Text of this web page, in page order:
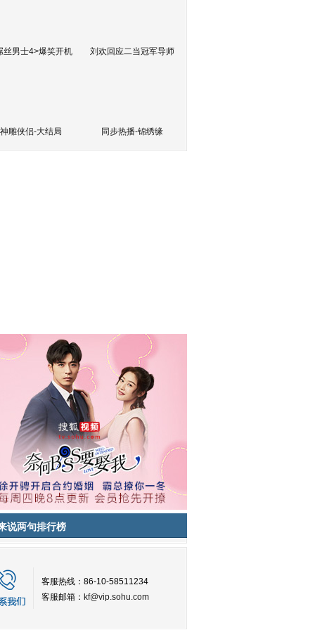
丝男士4>爆笑开机 刘欢回应二当冠军导师
神雕侠侣-大结局 同步热播-锦绣缘
说两句排行榜
客服热线：86-10-58511234
客服邮箱： kf@vip.sohu.com